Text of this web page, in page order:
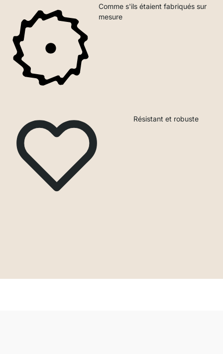
Comme s'ils étaient fabriqués sur
mesure
Résistant et robuste